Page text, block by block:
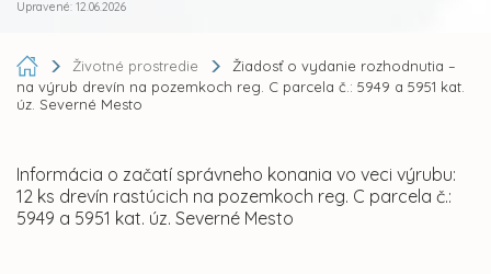
Upravené: 12.06.2026
Životné prostredie
Žiadosť o vydanie rozhodnutia –
na výrub drevín na pozemkoch reg. C parcela č.: 5949 a 5951 kat.
úz. Severné Mesto
Informácia o začatí správneho konania vo veci výrubu:
12 ks drevín rastúcich na pozemkoch reg. C parcela č.:
5949 a 5951 kat. úz. Severné Mesto